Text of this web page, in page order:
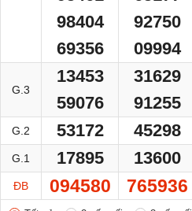
98404
69356
92750
09994
G.3
13453
59076
31629
91255
G.2 53172 45298
G.1 17895 13600
ĐB 094580 765936